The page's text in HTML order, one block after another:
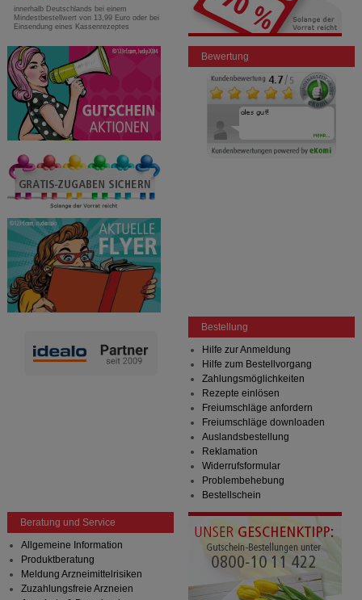
innerhalb Deutschlands bei einem
Mindestbestellwert von 13,99 Euro oder bei
Einsendung eines Kassenrezeptes
Bewertung
Bestellung
Hilfe zur Anmeldung
Hilfe zum Bestellvorgang
Zahlungsmöglichkeiten
Rezepte einlösen
Freiumschläge anfordern
Freiumschläge downloaden
Auslandsbestellung
Reklamation
Widerrufsformular
Problembehebung
Bestellschein
Beratung und Service
Allgemeine Information
Produktberatung
Meldung Arzneimittelrisiken
Zuzahlungsfreie Arzneien